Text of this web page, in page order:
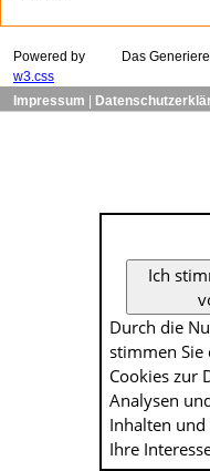
Das
Powered by
w3.css
Impressum
Ich
Durch die
stimmen Sie
Cookies zur
Analysen
Inhalten und
Ihre